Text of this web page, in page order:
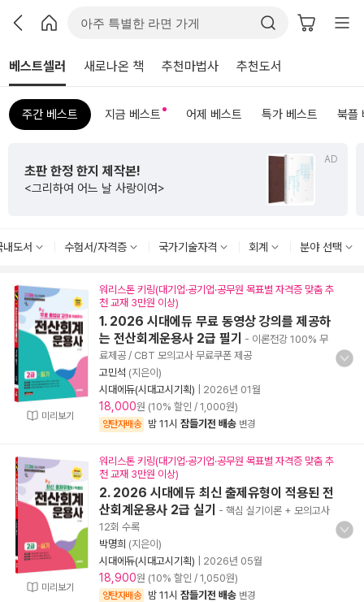
베스트셀러 새로나온 책 추천마법사 추천도서
주간 베스트 지금 베스트 어제 베스트 특가 베스트 북플
AD
초판 한정 한지 제작본!
<그리하여 어느 날 사랑이여>
내도서 수험서/자격증 국가기술자격 회계 분야 선택
미리보기
워리스톤 키링(대기업·공기업·공무원 목표별 자격증 맞춤 추
천 교재 3만원 이상)
1. 2026 시대에듀 무료 동영상 강의를 제공하
는 전산회계운용사 2급 필기
- 이론전강 100% 무
료제공 / CBT 모의고사 무료쿠폰 제공
고민석 (지은이)
시대에듀(시대고시기획)
2026년 01월
18,000원 (10% 할인 / 1,000원)
양탄자배송 밤 11시 잠들기전 배송 변경
미리보기
워리스톤 키링(대기업·공기업·공무원 목표별 자격증 맞춤 추
천 교재 3만원 이상)
2. 2026 시대에듀 최신 출제유형이 적용된 전
산회계운용사 2급 실기
- 핵심 실기이론 + 모의고사
12회 수록
박명희 (지은이)
시대에듀(시대고시기획)
2026년 05월
18,900원 (10% 할인 / 1,050원)
양탄자배송 밤 11시 잠들기전 배송 변경